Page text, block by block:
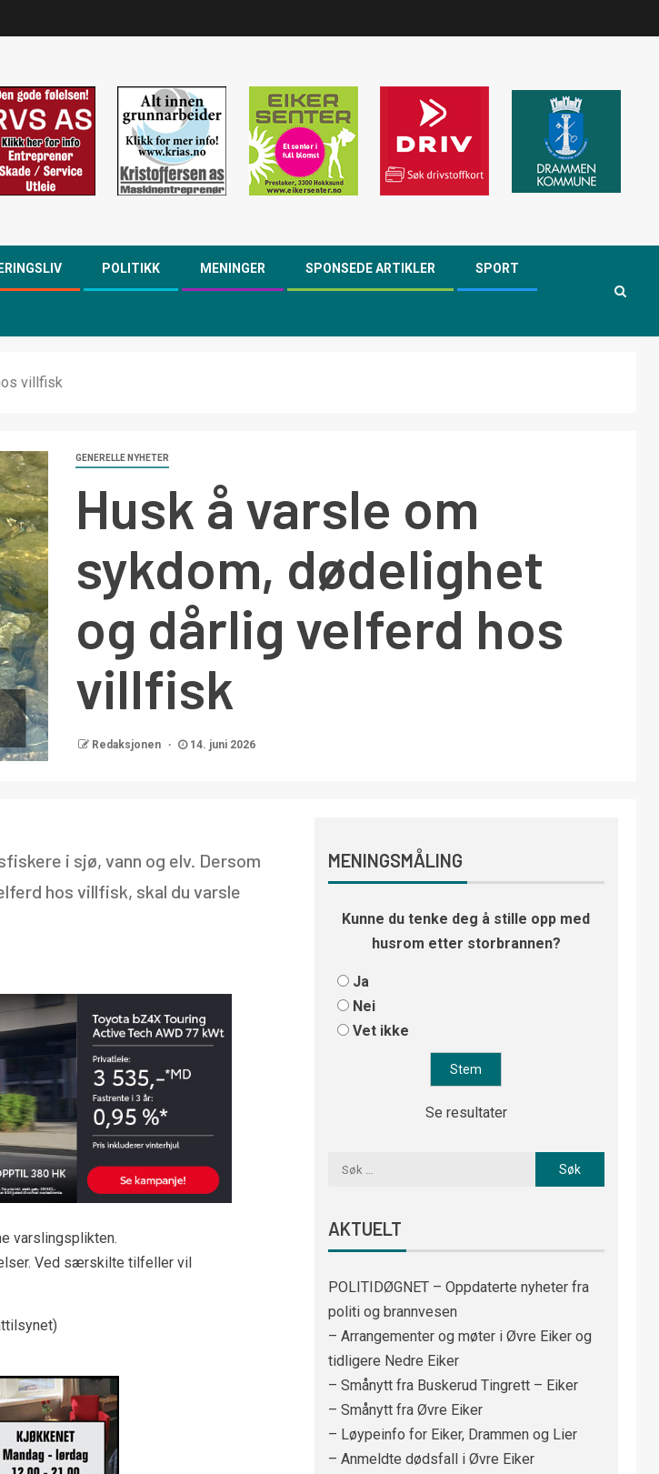
POLITIKK MENINGER SPONSEDE ARTIKLER SPORT
villfisk
GENERELLE NYHETER
Husk å varsle om
sykdom, dødelighet
og dårlig velferd hos
villfisk
Redaksjonen 14. juni 2026
i sjø, vann og elv. Dersom
hos villfisk, skal du varsle
varslingsplikten.
Ved særskilte tilfeller vil
MENINGSMÅLING
Kunne du tenke deg å stille opp med
husrom etter storbrannen?
Ja
Nei
Vet ikke
Se resultater
AKTUELT
POLITIDØGNET – Oppdaterte nyheter fra
politi og brannvesen
– Arrangementer og møter i Øvre Eiker og
tidligere Nedre Eiker
– Smånytt fra Buskerud Tingrett – Eiker
– Smånytt fra Øvre Eiker
– Løypeinfo for Eiker, Drammen og Lier
– Anmeldte dødsfall i Øvre Eiker